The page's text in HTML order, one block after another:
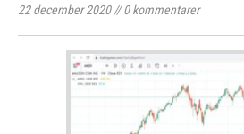
22 december 2020//0kommentarer